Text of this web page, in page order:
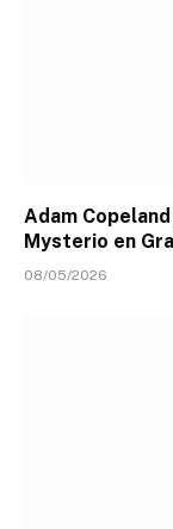
Adam
Mysterio en
08/05/2026